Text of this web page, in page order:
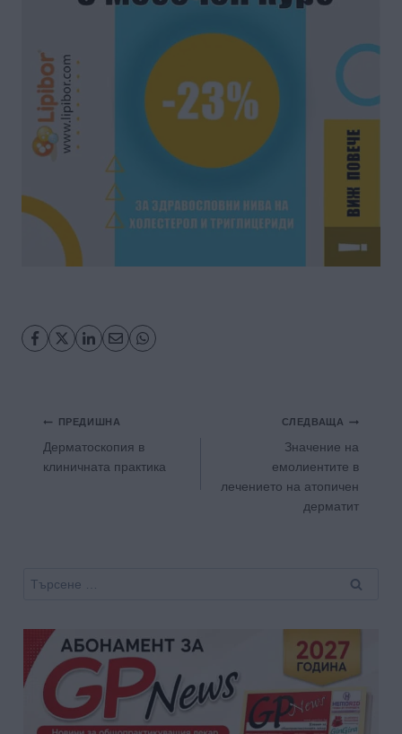
Навигация
ПРЕДИШНА
Дерматоскопия в
клиничната практика
СЛЕДВАЩА
Значение на
емолиентите в
лечението на атопичен
дерматит
Търсене